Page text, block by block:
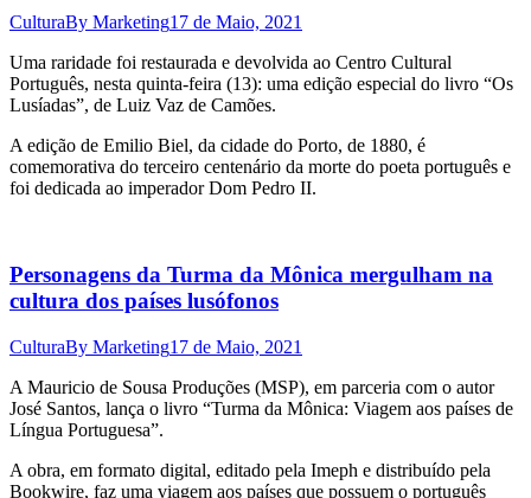
CulturaBy Marketing17 de Maio, 2021
Uma raridade foi restaurada e devolvida ao Centro Cultural
Português, nesta quinta-feira (13): uma edição especial do livro “Os
Lusíadas”, de Luiz Vaz de Camões.
A edição de Emilio Biel, da cidade do Porto, de 1880, é
comemorativa do terceiro centenário da morte do poeta português e
foi dedicada ao imperador Dom Pedro II.
Personagens da Turma da Mônica mergulham na
cultura dos países lusófonos
CulturaBy Marketing17 de Maio, 2021
A Mauricio de Sousa Produções (MSP), em parceria com o autor
José Santos, lança o livro “Turma da Mônica: Viagem aos países de
Língua Portuguesa”.
A obra, em formato digital, editado pela Imeph e distribuído pela
Bookwire, faz uma viagem aos países que possuem o português